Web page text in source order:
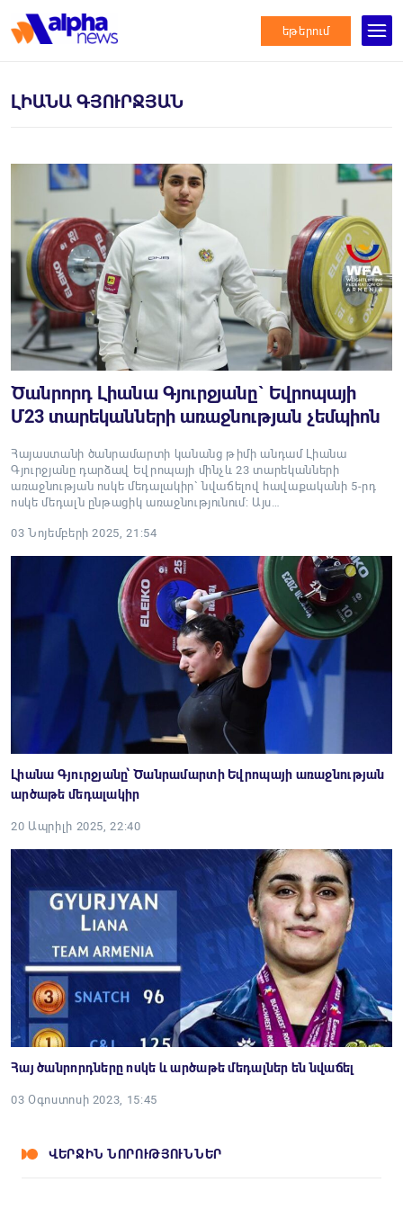
եթերում
ԼԻԱՆԱ ԳՅՈՒՐՋՅԱՆ
Ծանրորդ Լիանա Գյուրջյանը` Եվրոպայի
Մ23 տարեկանների առաջնության չեմպիոն
Հայաստանի ծանրամարտի կանանց թիմի անդամ Լիանա
Գյուրջյանը դարձավ Եվրոպայի մինչև 23 տարեկանների
առաջնության ոսկե մեդալակիր` նվաճելով հավաքականի 5-րդ
ոսկե մեդալն ընթացիկ առաջնությունում: Այս…
03 Նոյեմբերի 2025, 21:54
Լիանա Գյուրջյանը՝ Ծանրամարտի Եվրոպայի առաջնության
արծաթե մեդալակիր
20 Ապրիլի 2025, 22:40
Հայ ծանրորդները ոսկե և արծաթե մեդալներ են նվաճել
03 Օգոստոսի 2023, 15:45
ՎԵՐՋԻՆ ՆՈՐՈՒԹՅՈՒՆՆԵՐ